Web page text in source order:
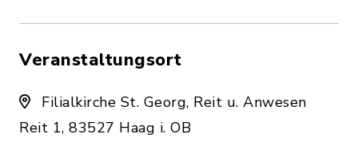
Veranstaltungsort
Filialkirche St. Georg, Reit u. Anwesen
Reit 1, 83527 Haag i. OB